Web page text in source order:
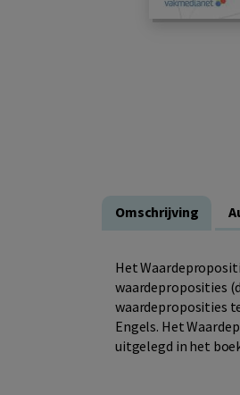
Omschrijving
Het
waardeproposities
waardeproposities
Engels. Het
uitgelegd in het